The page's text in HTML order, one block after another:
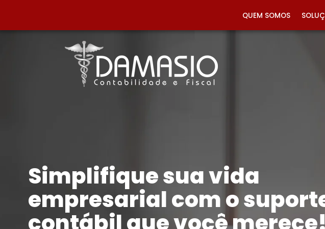
QUEM SOMOS
Simplifique sua vida
empresarial com o
contábil que você merece!